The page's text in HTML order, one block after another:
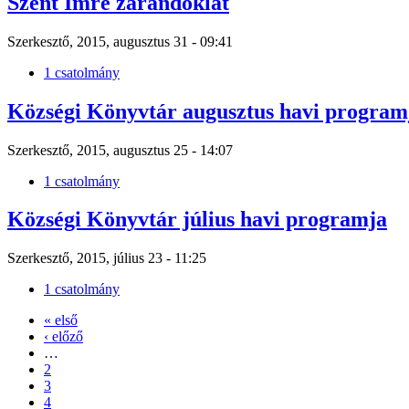
Szerkesztő, 2015, augusztus 31 - 09:41
1 csatolmány
Községi Könyvtár augusztus havi
Szerkesztő, 2015, augusztus 25 - 14:07
1 csatolmány
Községi Könyvtár július havi programja
Szerkesztő, 2015, július 23 - 11:25
1 csatolmány
« első
‹ előző
…
2
3
4